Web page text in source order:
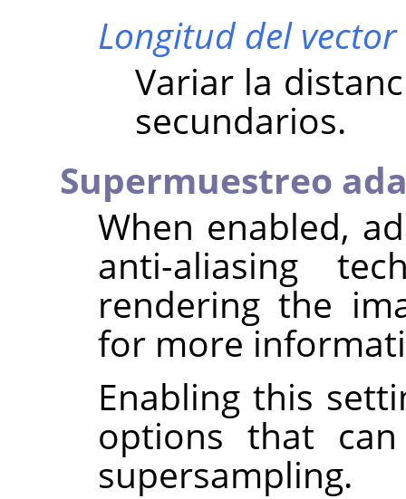
Longitud del vector
Variar la
secundarios.
Supermuestreo
When enabled,
anti-aliasing
rendering the
for more
Enabling this
options that
supersampling.